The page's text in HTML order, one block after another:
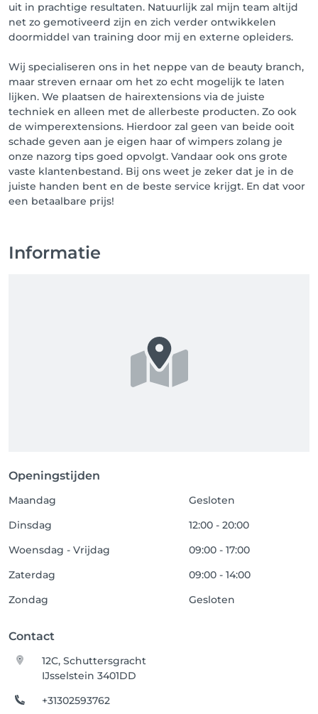
uit in prachtige resultaten. Natuurlijk zal mijn team altijd
net zo gemotiveerd zijn en zich verder ontwikkelen
doormiddel van training door mij en externe opleiders.
Wij specialiseren ons in het neppe van de beauty branch,
maar streven ernaar om het zo echt mogelijk te laten
lijken. We plaatsen de hairextensions via de juiste
techniek en alleen met de allerbeste producten. Zo ook
de wimperextensions. Hierdoor zal geen van beide ooit
schade geven aan je eigen haar of wimpers zolang je
onze nazorg tips goed opvolgt. Vandaar ook ons grote
vaste klantenbestand. Bij ons weet je zeker dat je in de
juiste handen bent en de beste service krijgt. En dat voor
een betaalbare prijs!
Informatie
Openingstijden
Maandag
Gesloten
Dinsdag
12:00 - 20:00
Woensdag - Vrijdag
09:00 - 17:00
Zaterdag
09:00 - 14:00
Zondag
Gesloten
Contact
12C, Schuttersgracht
IJsselstein 3401DD
+31302593762